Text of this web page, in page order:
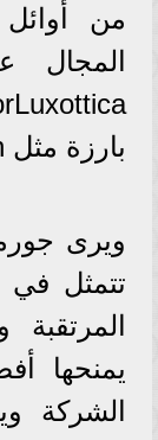
من
بارزة مثل Ray-Ban وPrada وOakley.
ويرى
تتمثل في
يمنحها
الشركة